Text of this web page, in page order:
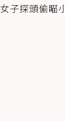
女子探頭偷瞄